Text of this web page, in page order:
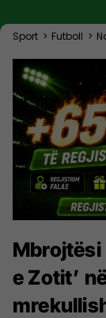
Sport > Futboll >
Mbrojtësi
e Zotit’